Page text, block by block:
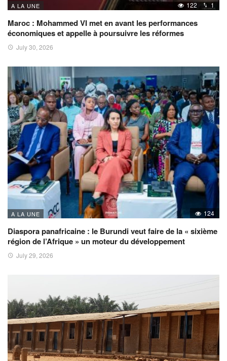
A LA UNE 122 1
Maroc : Mohammed VI met en avant les performances
économiques et appelle à poursuivre les réformes
July 30, 2026
A LA UNE 124
Diaspora panafricaine : le Burundi veut faire de la « sixième
région de l’Afrique » un moteur du développement
July 29, 2026